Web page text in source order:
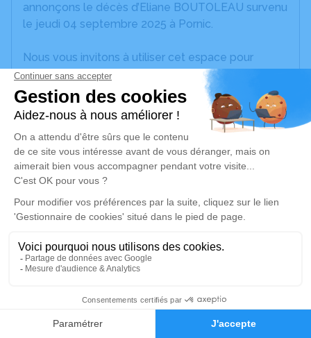
Faire-part Hommages
annonçons le décès d’Eliane BOUTOLEAU survenu
le jeudi 04 septembre 2025 à Pornic.
Nous vous invitons à utiliser cet espace pour
laisser vos condoléances, partager des photos
souvenirs, une anecdote ou exprimer vos pensées
à travers des poèmes ou des textes. Cet endroit
est un lieu d'expression dédié à honorer la
mémoire d’Eliane BOUTOLEAU.
Un service de plantation d’arbre hommage est
disponible ici
Cérémonie religieuse
Église de d'Arthon-en-Retz de Chaumes en
Retz